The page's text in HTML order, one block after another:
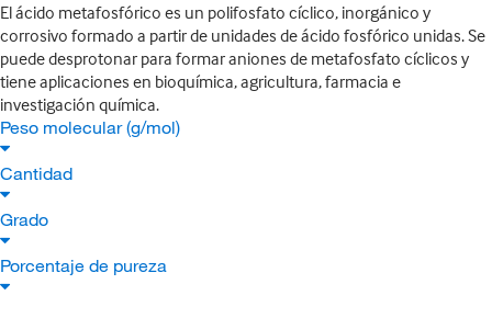
El ácido metafosfórico es un polifosfato cíclico, inorgánico y
corrosivo formado a partir de unidades de ácido fosfórico unidas. Se
puede desprotonar para formar aniones de metafosfato cíclicos y
tiene aplicaciones en bioquímica, agricultura, farmacia e
investigación química.
Peso molecular (g/mol)
Cantidad
Grado
Porcentaje de pureza